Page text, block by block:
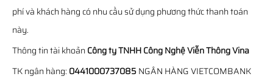
phí và khách hàng có nhu cầu sử dụng phương thức thanh toán
này.
Thông tin tài khoảnCông ty TNHH Công Nghệ Viễn Thông Vina
TK ngân hàng: 0441000737085NGÂN HÀNG VIETCOMBANK